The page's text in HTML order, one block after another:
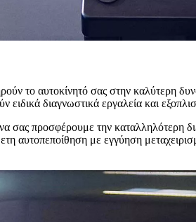
το αυτοκίνητό σας στην καλύτερη
ειδικά διαγνωστικά εργαλεία και
προσφέρουμε την καταλληλότερη
αυτοπεποίθηση με εγγύηση